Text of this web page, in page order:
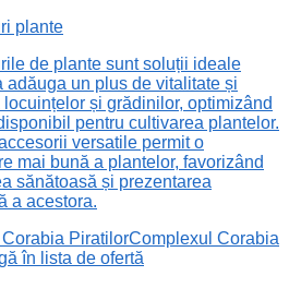
plante
de plante sunt soluții ideale
adăuga un plus de vitalitate și
locuințelor și grădinilor, optimizând
pentru cultivarea plantelor.
versatile permit o
mai bună a plantelor, favorizând
sănătoasă și prezentarea
a acestora.
Complexul Corabia
în lista de ofertă